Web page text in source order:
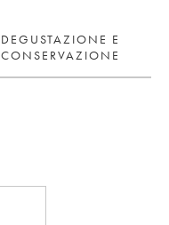
DEGUSTAZIONE E
CONSERVAZIONE